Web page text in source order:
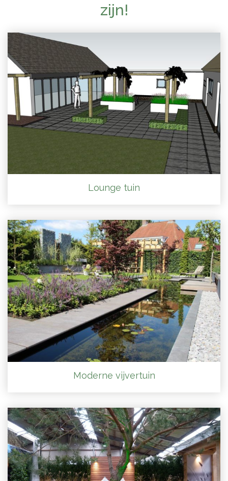
zijn!
Lounge tuin
Moderne vijvertuin